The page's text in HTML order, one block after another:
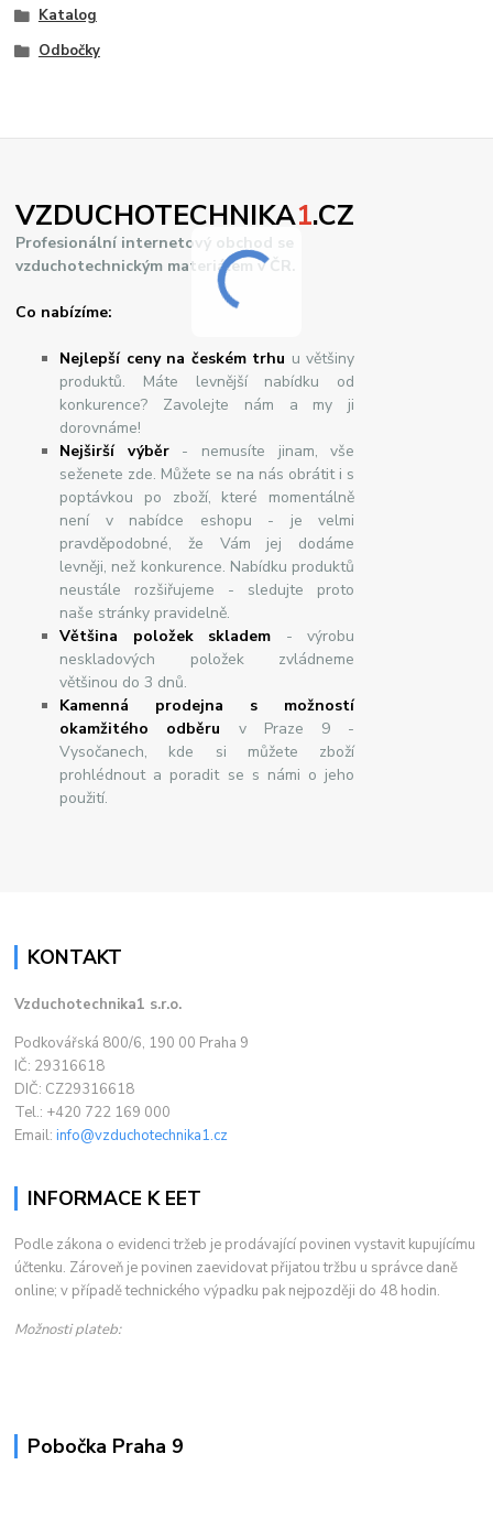
Katalog
Odbočky
VZDUCHOTECHNIKA1.CZ
Profesionální internetový obchod se
vzduchotechnickým materiálem v ČR.
Co nabízíme:
Nejlepší ceny na českém trhu u většiny
produktů. Máte levnější nabídku od
konkurence? Zavolejte nám a my ji
dorovnáme!
Nejširšívýběr- nemusíte jinam, vše
seženete zde. Můžete se na nás obrátit i s
poptávkou po zboží, které momentálně
není v nabídce eshopu - je velmi
pravděpodobné, že Vám jej dodáme
levněji, než konkurence. Nabídku produktů
neustále rozšiřujeme - sledujte proto
naše stránky pravidelně.
Většina položek skladem - výrobu
neskladových položek zvládneme
většinou do 3 dnů.
Kamenná prodejna s možností
okamžitého odběru v Praze 9 -
Vysočanech, kde si můžete zboží
prohlédnout a poradit se s námi o jeho
použití.
KONTAKT
Vzduchotechnika1 s.r.o.
Podkovářská 800/6, 190 00 Praha 9
IČ: 29316618
DIČ: CZ29316618
Tel.: +420 722 169 000
Email:info@vzduchotechnika1.cz
INFORMACE K EET
Podle zákona o evidenci tržeb je prodávající povinen vystavit kupujícímu
účtenku. Zároveň je povinen zaevidovat přijatou tržbu u správce daně
online; v případě technického výpadku pak nejpozději do 48 hodin.
Možnosti plateb:
Pobočka Praha 9